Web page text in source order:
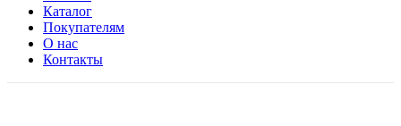
Каталог
Покупателям
О нас
Контакты